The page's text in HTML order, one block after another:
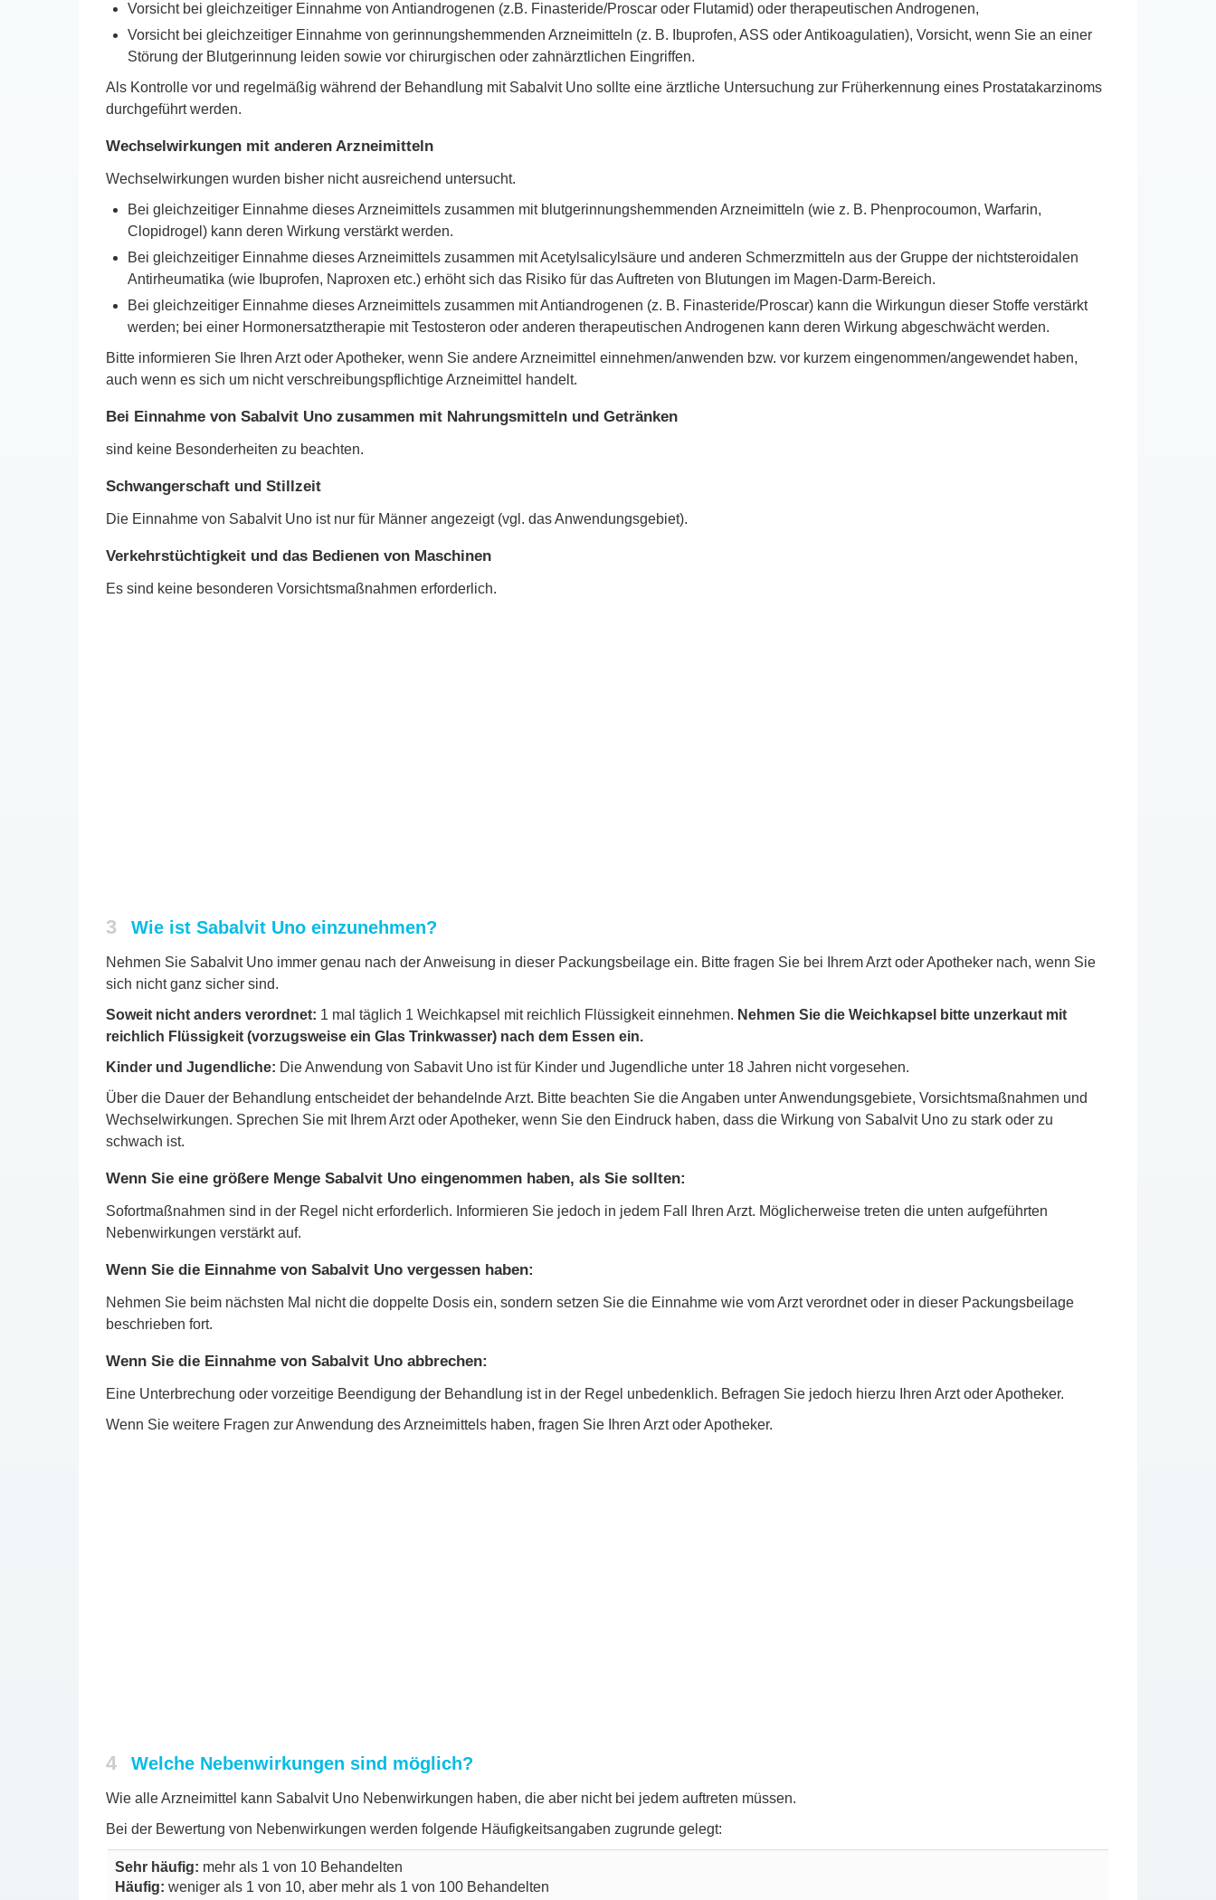
Vorsicht bei gleichzeitiger Einnahme von Antiandrogenen (z.B. Finasteride/Proscar oder Flutamid) oder therapeutischen Androgenen,
Vorsicht bei gleichzeitiger Einnahme von gerinnungshemmenden Arzneimitteln (z. B. Ibuprofen, ASS oder Antikoagulatien), Vorsicht, wenn Sie an einer
Störung der Blutgerinnung leiden sowie vor chirurgischen oder zahnärztlichen Eingriffen.
Als Kontrolle vor und regelmäßig während der Behandlung mit Sabalvit Uno sollte eine ärztliche Untersuchung zur Früherkennung eines Prostatakarzinoms
durchgeführt werden.
Wechselwirkungen mit anderen Arzneimitteln
Wechselwirkungen wurden bisher nicht ausreichend untersucht.
Bei gleichzeitiger Einnahme dieses Arzneimittels zusammen mit blutgerinnungshemmenden Arzneimitteln (wie z. B. Phenprocoumon, Warfarin,
Clopidrogel) kann deren Wirkung verstärkt werden.
Bei gleichzeitiger Einnahme dieses Arzneimittels zusammen mit Acetylsalicylsäure und anderen Schmerzmitteln aus der Gruppe der nichtsteroidalen
Antirheumatika (wie Ibuprofen, Naproxen etc.) erhöht sich das Risiko für das Auftreten von Blutungen im Magen-Darm-Bereich.
Bei gleichzeitiger Einnahme dieses Arzneimittels zusammen mit Antiandrogenen (z. B. Finasteride/Proscar) kann die Wirkungun dieser Stoffe verstärkt
werden; bei einer Hormonersatztherapie mit Testosteron oder anderen therapeutischen Androgenen kann deren Wirkung abgeschwächt werden.
Bitte informieren Sie Ihren Arzt oder Apotheker, wenn Sie andere Arzneimittel einnehmen/anwenden bzw. vor kurzem eingenommen/angewendet haben,
auch wenn es sich um nicht verschreibungspflichtige Arzneimittel handelt.
Bei Einnahme von Sabalvit Uno zusammen mit Nahrungsmitteln und Getränken
sind keine Besonderheiten zu beachten.
Schwangerschaft und Stillzeit
Die Einnahme von Sabalvit Uno ist nur für Männer angezeigt (vgl. das Anwendungsgebiet).
Verkehrstüchtigkeit und das Bedienen von Maschinen
Es sind keine besonderen Vorsichtsmaßnahmen erforderlich.
3 Wie ist Sabalvit Uno einzunehmen?
Nehmen Sie Sabalvit Uno immer genau nach der Anweisung in dieser Packungsbeilage ein. Bitte fragen Sie bei Ihrem Arzt oder Apotheker nach, wenn Sie
sich nicht ganz sicher sind.
Soweit nicht anders verordnet: 1 mal täglich 1 Weichkapsel mit reichlich Flüssigkeit einnehmen. Nehmen Sie die Weichkapsel bitte unzerkaut mit
reichlich Flüssigkeit (vorzugsweise ein Glas Trinkwasser) nach dem Essen ein.
Kinder und Jugendliche: Die Anwendung von Sabavit Uno ist für Kinder und Jugendliche unter 18 Jahren nicht vorgesehen.
Über die Dauer der Behandlung entscheidet der behandelnde Arzt. Bitte beachten Sie die Angaben unter Anwendungsgebiete, Vorsichtsmaßnahmen und
Wechselwirkungen. Sprechen Sie mit Ihrem Arzt oder Apotheker, wenn Sie den Eindruck haben, dass die Wirkung von Sabalvit Uno zu stark oder zu
schwach ist.
Wenn Sie eine größere Menge Sabalvit Uno eingenommen haben, als Sie sollten:
Sofortmaßnahmen sind in der Regel nicht erforderlich. Informieren Sie jedoch in jedem Fall Ihren Arzt. Möglicherweise treten die unten aufgeführten
Nebenwirkungen verstärkt auf.
Wenn Sie die Einnahme von Sabalvit Uno vergessen haben:
Nehmen Sie beim nächsten Mal nicht die doppelte Dosis ein, sondern setzen Sie die Einnahme wie vom Arzt verordnet oder in dieser Packungsbeilage
beschrieben fort.
Wenn Sie die Einnahme von Sabalvit Uno abbrechen:
Eine Unterbrechung oder vorzeitige Beendigung der Behandlung ist in der Regel unbedenklich. Befragen Sie jedoch hierzu Ihren Arzt oder Apotheker.
Wenn Sie weitere Fragen zur Anwendung des Arzneimittels haben, fragen Sie Ihren Arzt oder Apotheker.
4 Welche Nebenwirkungen sind möglich?
Wie alle Arzneimittel kann Sabalvit Uno Nebenwirkungen haben, die aber nicht bei jedem auftreten müssen.
Bei der Bewertung von Nebenwirkungen werden folgende Häufigkeitsangaben zugrunde gelegt:
Sehr häufig: mehr als 1 von 10 Behandelten
Häufig: weniger als 1 von 10, aber mehr als 1 von 100 Behandelten